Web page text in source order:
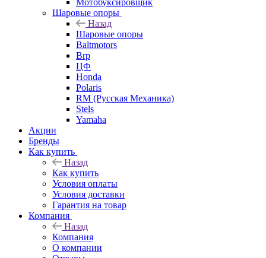
Мотобуксировщик
Шаровые опоры
Назад
Шаровые опоры
Baltmotors
Brp
ЦФ
Honda
Polaris
RM (Русская Механика)
Stels
Yamaha
Акции
Бренды
Как купить
Назад
Как купить
Условия оплаты
Условия доставки
Гарантия на товар
Компания
Назад
Компания
О компании